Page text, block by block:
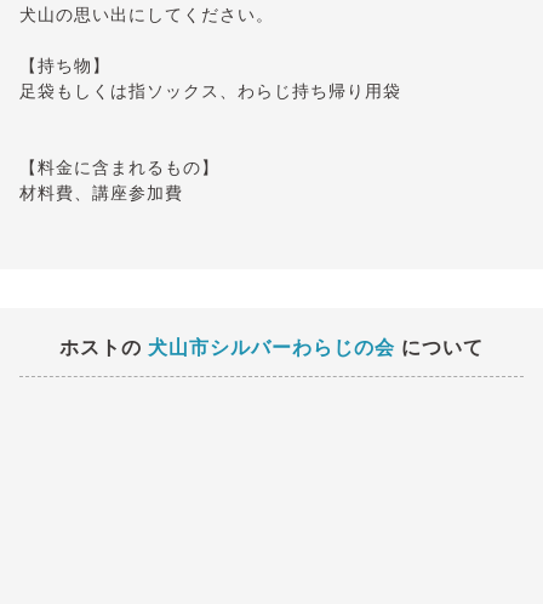
犬山の思い出にしてください。
【持ち物】
足袋もしくは指ソックス、わらじ持ち帰り用袋
【料金に含まれるもの】
材料費、講座参加費
ホストの 犬山市シルバーわらじの会 について